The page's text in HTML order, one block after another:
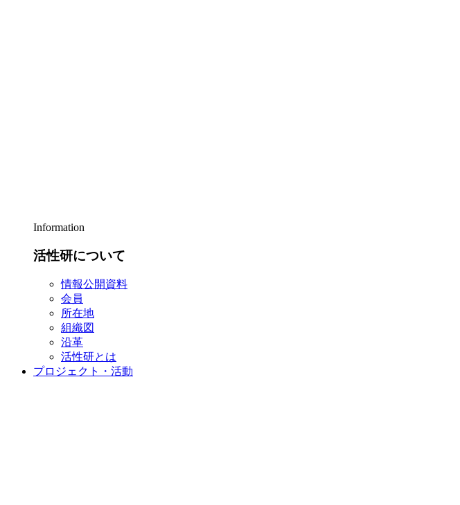
Information
活性研について
情報公開資料
会員
所在地
組織図
沿革
活性研とは
プロジェクト・活動